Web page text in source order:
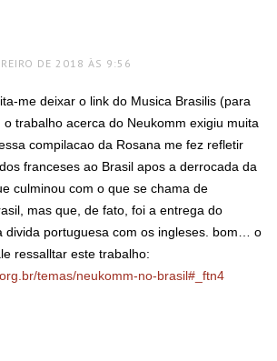
DE 2018 ÀS 9:56
me deixar o link do Musica Brasilis (para
trabalho acerca do Neukomm exigiu muita
compilacao da Rosana me fez refletir
franceses ao Brasil apos a derrocada da
culminou com o que se chama de
mas que, de fato, foi a entrega do
divida portuguesa com os ingleses. bom… o
ressalltar este trabalho:
temas/neukomm-no-brasil#_ftn4